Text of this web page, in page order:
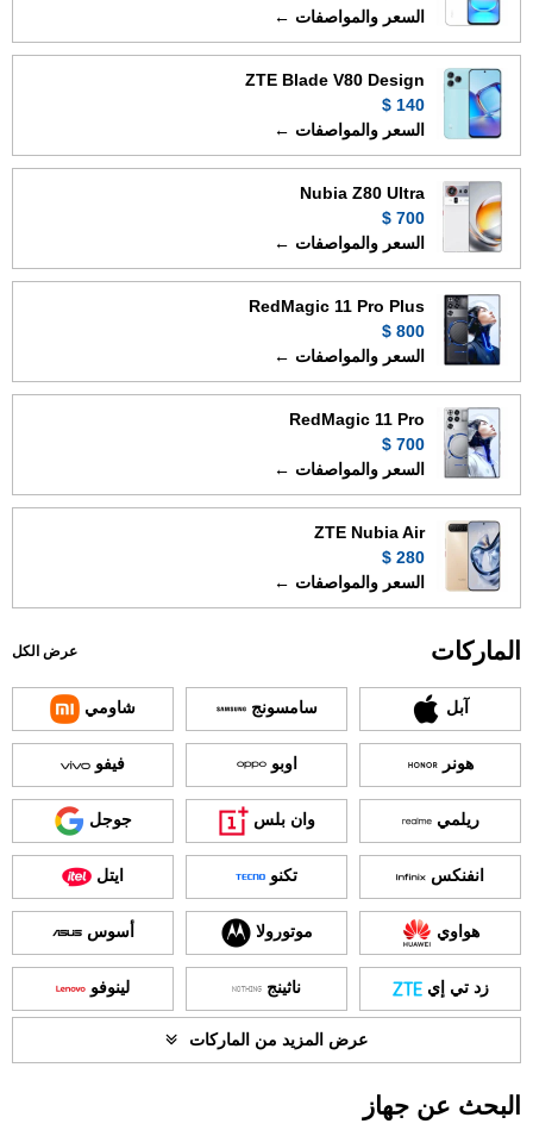
السعر والمواصفات ←
ZTE Blade V80 Design
140 $
السعر والمواصفات ←
Nubia Z80 Ultra
700 $
السعر والمواصفات ←
RedMagic 11 Pro Plus
800 $
السعر والمواصفات ←
RedMagic 11 Pro
700 $
السعر والمواصفات ←
ZTE Nubia Air
280 $
السعر والمواصفات ←
الماركات عرض الكل
آبل سامسونج شاومي
هونر اوبو فيفو
ريلمي وان بلس جوجل
انفنكس تكنو ايتل
هواوي موتورولا أسوس
زد تي إي ناثينج لينوفو
عرض المزيد من الماركات
البحث عن جهاز